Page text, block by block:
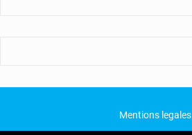
Mentions legales